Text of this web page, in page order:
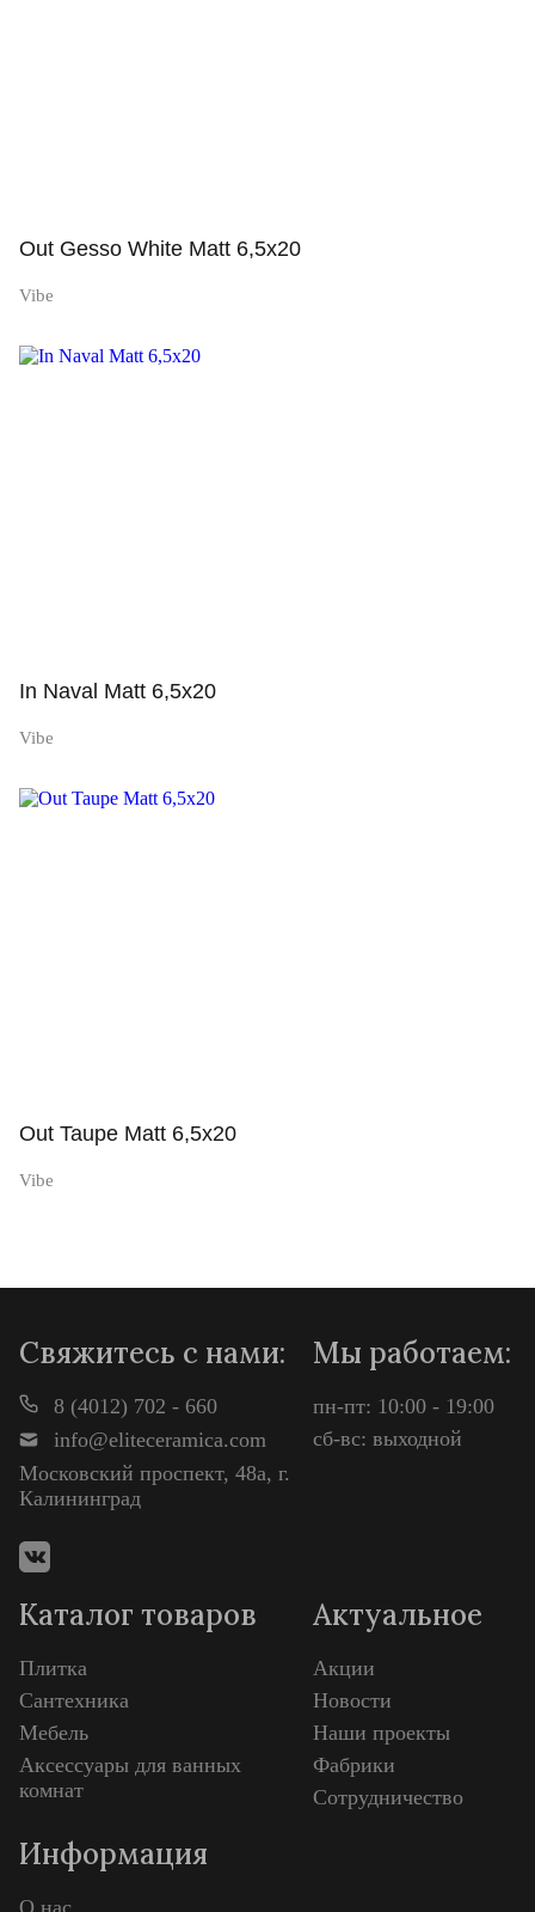
Out Gesso White Matt 6,5x20
Vibe
In Naval Matt 6,5x20
Vibe
Просмотр
Out Taupe Matt 6,5x20
Vibe
Свяжитесь с нами:
8 (4012) 702 - 660
info@eliteceramica.com
Московский проспект, 48а, г.
Калининград
Мы работаем:
пн-пт: 10:00 - 19:00
сб-вс: выходной
Каталог товаров
Плитка
Сантехника
Мебель
Аксессуары для ванных
комнат
Актуальное
Акции
Новости
Наши проекты
Фабрики
Сотрудничество
Информация